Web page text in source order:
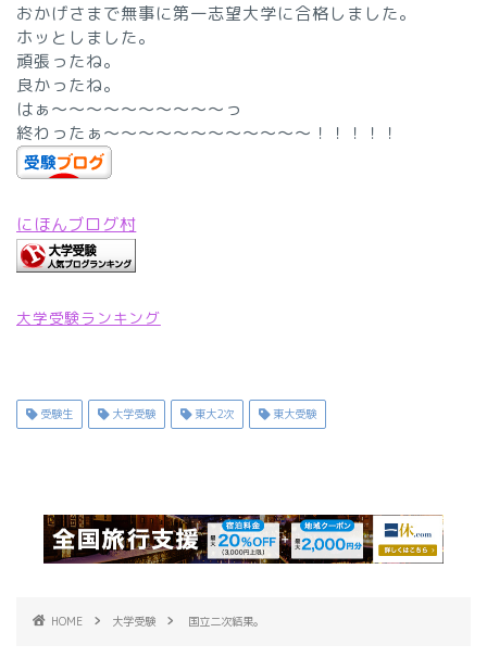
おかげさまで無事に第一志望大学に合格しました。
ホッとしました。
頑張ったね。
良かったね。
はぁ〜〜〜〜〜〜〜〜〜〜っ
終わったぁ〜〜〜〜〜〜〜〜〜〜〜〜！！！！！
にほんブログ村
大学受験ランキング
受験生 大学受験 東大2次 東大受験
HOME 大学受験 国立二次結果。